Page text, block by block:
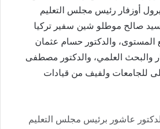
أوزفار رئيس مجلس التعليم
صالح موطلو شين سفير تركيا
المستوى، والدكتور حسام عثمان
والبحث العلمي، والدكتور مصطفى
للجامعات ولفيف من قيادات
عاشور برئيس مجلس التعليم